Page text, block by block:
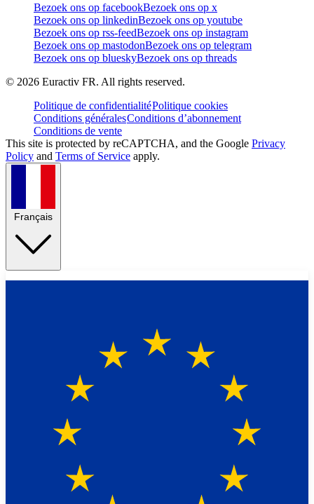
Bezoek ons op facebookBezoek ons op x
Bezoek ons op linkedinBezoek ons op youtube
Bezoek ons op rss-feedBezoek ons op instagram
Bezoek ons op mastodonBezoek ons op telegram
Bezoek ons op blueskyBezoek ons op threads
© 2026 Euractiv FR. All rights reserved.
Politique de confidentialitéPolitique cookies
Conditions généralesConditions d’abonnement
Conditions de vente
This site is protected by reCAPTCHA, and the Google Privacy
Policy and Terms of Service apply.
Français